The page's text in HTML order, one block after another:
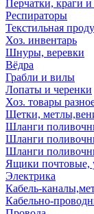
Перчатки, краги
Респираторы
Текстильная
Хоз. инвентарь
Шнуры, веревки
Вёдра
Грабли и вилы
Лопаты и черенки
Хоз. товары
Щетки,
Шланги
Шланги
Шланги
Ящики почтовые,
Электрика
Кабель-
Кабельно-